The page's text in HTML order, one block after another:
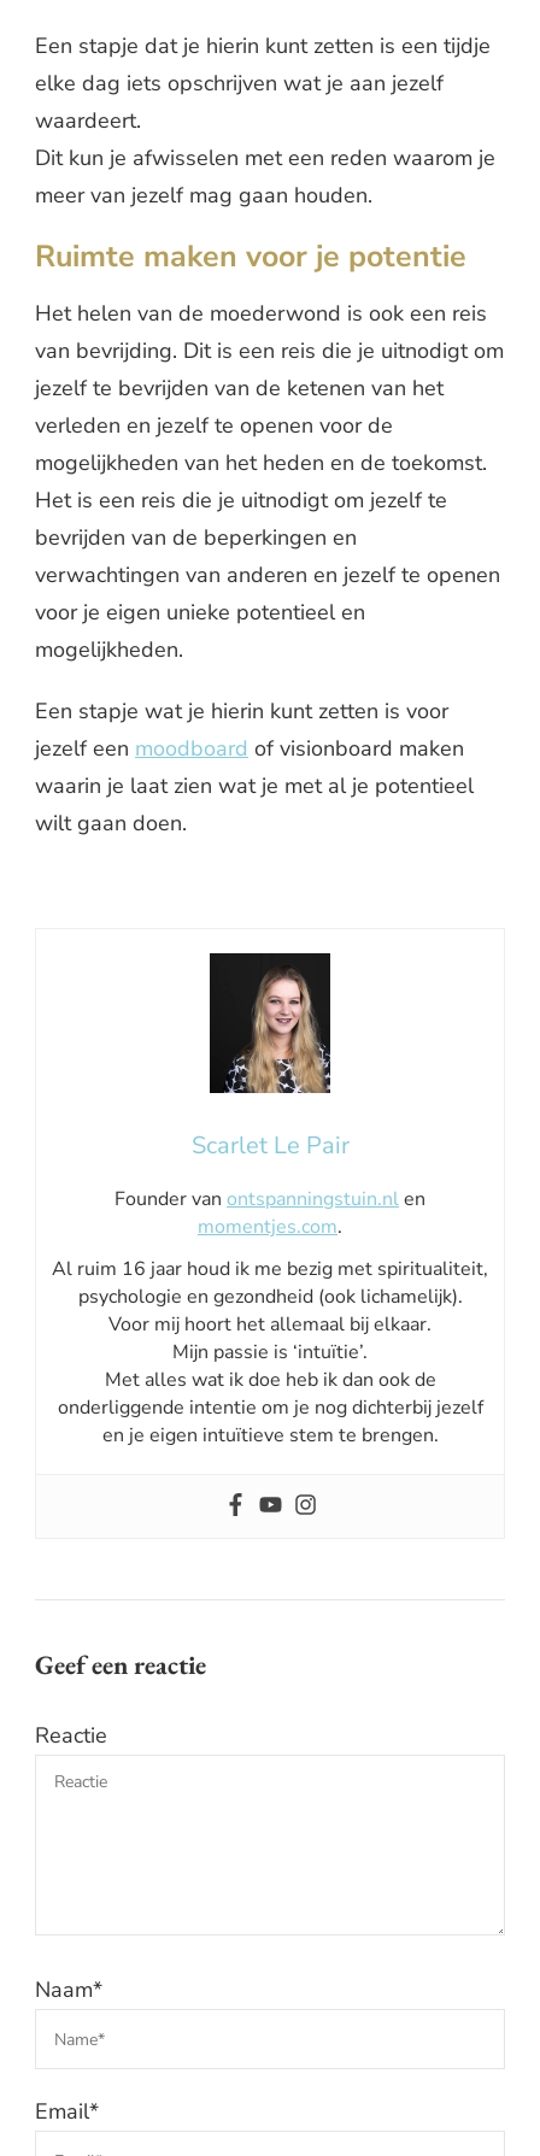
Een stapje dat je hierin kunt zetten is een tijdje
elke dag iets opschrijven wat je aan jezelf
waardeert.
Dit kun je afwisselen met een reden waarom je
meer van jezelf mag gaan houden.
Ruimte maken voor je potentie
Het helen van de moederwond is ook een reis
van bevrijding. Dit is een reis die je uitnodigt om
jezelf te bevrijden van de ketenen van het
verleden en jezelf te openen voor de
mogelijkheden van het heden en de toekomst.
Het is een reis die je uitnodigt om jezelf te
bevrijden van de beperkingen en
verwachtingen van anderen en jezelf te openen
voor je eigen unieke potentieel en
mogelijkheden.
Een stapje wat je hierin kunt zetten is voor
jezelf een moodboard of visionboard maken
waarin je laat zien wat je met al je potentieel
wilt gaan doen.
Scarlet Le Pair
Founder van ontspanningstuin.nlen
momentjes.com.
Al ruim 16 jaar houd ik me bezig met spiritualiteit,
psychologie en gezondheid (ook lichamelijk).
Voor mij hoort het allemaal bij elkaar.
Mijn passie is ‘intuïtie’.
Met alles wat ik doe heb ik dan ook de
onderliggende intentie om je nog dichterbij jezelf
en je eigen intuïtieve stem te brengen.
Geef een reactie
Reactie
Naam*
Email*